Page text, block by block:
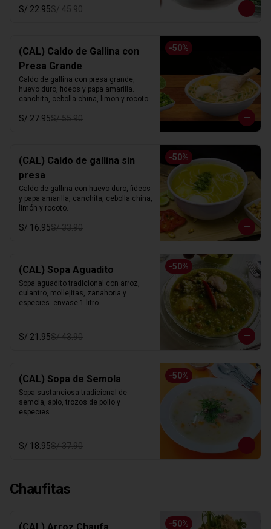
S/ 22.95S/ 45.90
-50%
(CAL) Caldo de Gallina con
Presa Grande
Caldo de gallina con presa grande,
huevo duro, fideos y papa amarilla.
canchita, cebolla china, limon y rocoto.
S/ 27.95S/ 55.90
-50%
(CAL) Caldo de gallina sin
presa
Caldo de gallina con huevo duro, fideos
y papa amarilla, canchita, cebolla china,
limón y rocoto.
S/ 16.95S/ 33.90
-50%
(CAL) Sopa Aguadito
Sopa aguadito tradicional con arroz,
culantro, mollejitas, zanahoria y
especies. envase 1 litro.
S/ 21.95S/ 43.90
-50%
(CAL) Sopa de Semola
Sopa sustanciosa tradicional de
semola, apio, trozos de pollo y
especies.
S/ 18.95S/ 37.90
Chaufitas
-50%
(CAL) Arroz Chaufa